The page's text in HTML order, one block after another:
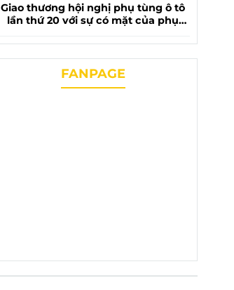
Giao thương hội nghị phụ tùng ô tô
lần thứ 20 với sự có mặt của phụ
FANPAGE